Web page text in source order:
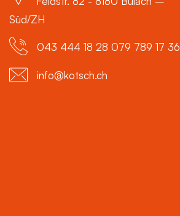
Süd/ZH
043 444 18 28 079 789 17 36
info@kotsch.ch